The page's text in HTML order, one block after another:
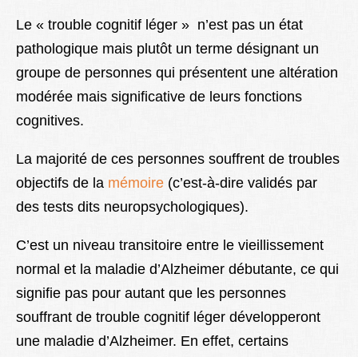
Le « trouble cognitif léger » n’est pas un état
pathologique mais plutôt un terme désignant un
groupe de personnes qui présentent une altération
modérée mais significative de leurs fonctions
cognitives.
La majorité de ces personnes souffrent de troubles
objectifs de la mémoire (c’est-à-dire validés par
des tests dits neuropsychologiques).
C’est un niveau transitoire entre le vieillissement
normal et la maladie d’Alzheimer débutante, ce qui
signifie pas pour autant que les personnes
souffrant de trouble cognitif léger développeront
une maladie d’Alzheimer. En effet, certains